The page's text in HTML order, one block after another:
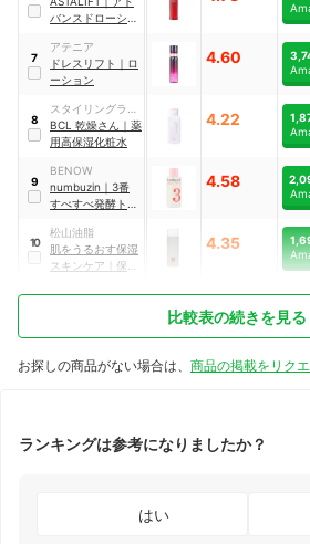
バンスドローショ
7
アテニア
ドレスリフト ｜ ロ
ーション
4.60
8
スタイリングライ
フ・ホールディン
グス
BCL 乾燥さん ｜ 薬
用高保湿化粧水
4.22
9
BENOW
numbuzin ｜ 3番
すべすべ発酵トナ
4.58
10
松山油脂
肌をうるおす保湿
スキンケア
保湿
ッチ
4.35
比較表の続きを見る
お探しの商品がない場合は、 商品の掲載をリク
ランキングは参考になりましたか？
はい